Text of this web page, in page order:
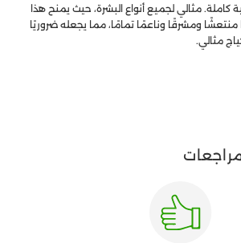
كاملة. مثالي لجميع أنواع البشرة، حيث يمنح هذا
منتعشًا ومشرقًا وناعمًا تمامًا، مما يجعله ضروريًا
مثالي.